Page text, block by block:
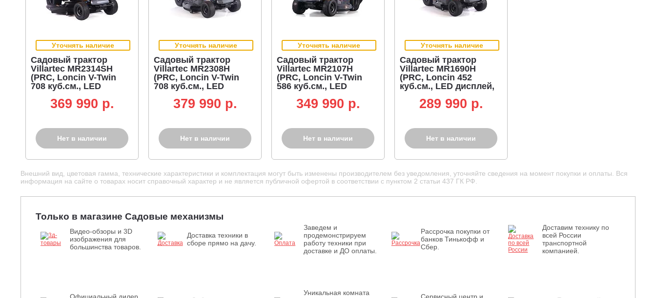
Уточнять наличие
Садовый трактор
Villartec MR2314SH
(PRC, Loncin V-Twin
708 куб.см., LED
гидростатика, боковой
369 990 p.
Нет в наличии
Уточнять наличие
Садовый трактор
Villartec MR2308H
(PRC, Loncin V-Twin
708 куб.см., LED
гидростатика,
травосборник 320 л,
см, 237 кг)
379 990 p.
Нет в наличии
Уточнять наличие
Садовый трактор
Villartec MR2107H
(PRC, Loncin V-Twin
586 куб.см., LED
гидростатика,
травосборник 320 л,
см, 215 кг)
349 990 p.
Нет в наличии
Уточнять наличие
Садовый трактор
Villartec MR1690H
(PRC, Loncin 452
куб.см., LED дисплей,
травосборник 320 л,
ширина кошения 90
289 990 p.
Нет в наличии
Внешний вид, цветовая гамма, технические характеристики и комплектация могут быть изменены производителем без уведомления, уточняйте сведения на момент покупки и оплаты. Вся
информация на сайте о товарах носит справочный характер и не является публичной офертой в соответствии с пунктом 2 статьи 437 ГК РФ.
Только в магазине Садовые механизмы
Видео-обзоры и 3D
изображения для
большинства товаров.
Доставка техники в
сборе прямо на дачу.
Заведем и
продемонстрируем
работу техники при
доставке и ДО оплаты.
Рассрочка покупки от
банков Тинькофф и
Сбер.
Доставим технику по
всей России
транспортной
компанией.
Уникальная комната